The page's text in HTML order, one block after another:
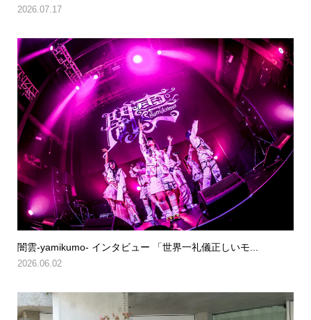
2026.07.17
闇雲-yamikumo- インタビュー 「世界一礼儀正しいモ...
2026.06.02